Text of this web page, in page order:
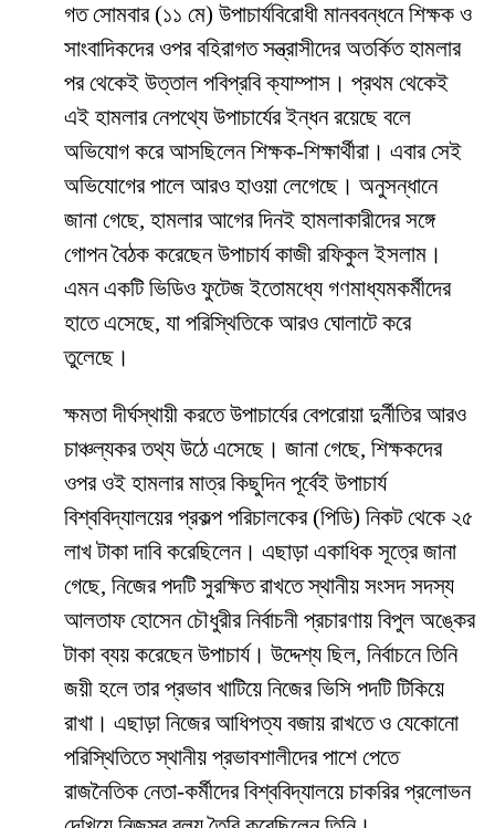
​গত সোমবার (১১ মে) উপাচার্যবিরোধী মানববন্ধনে শিক্ষক ও
সাংবাদিকদের ওপর বহিরাগত সন্ত্রাসীদের অতর্কিত হামলার
পর থেকেই উত্তাল পবিপ্রবি ক্যাম্পাস। প্রথম থেকেই
এই হামলার নেপথ্যে উপাচার্যের ইন্ধন রয়েছে বলে
অভিযোগ করে আসছিলেন শিক্ষক-শিক্ষার্থীরা। এবার সেই
অভিযোগের পালে আরও হাওয়া লেগেছে। অনুসন্ধানে
জানা গেছে, হামলার আগের দিনই হামলাকারীদের সঙ্গে
গোপন বৈঠক করেছেন উপাচার্য কাজী রফিকুল ইসলাম।
এমন একটি ভিডিও ফুটেজ ইতোমধ্যে গণমাধ্যমকর্মীদের
হাতে এসেছে, যা পরিস্থিতিকে আরও ঘোলাটে করে
তুলেছে।
​ক্ষমতা দীর্ঘস্থায়ী করতে উপাচার্যের বেপরোয়া দুর্নীতির আরও
চাঞ্চল্যকর তথ্য উঠে এসেছে। জানা গেছে, শিক্ষকদের
ওপর ওই হামলার মাত্র কিছুদিন পূর্বেই উপাচার্য
বিশ্ববিদ্যালয়ের প্রকল্প পরিচালকের (পিডি) নিকট থেকে ২৫
লাখ টাকা দাবি করেছিলেন। এছাড়া একাধিক সূত্রে জানা
গেছে, নিজের পদটি সুরক্ষিত রাখতে স্থানীয় সংসদ সদস্য
আলতাফ হোসেন চৌধুরীর নির্বাচনী প্রচারণায় বিপুল অঙ্কের
টাকা ব্যয় করেছেন উপাচার্য। উদ্দেশ্য ছিল, নির্বাচনে তিনি
জয়ী হলে তার প্রভাব খাটিয়ে নিজের ভিসি পদটি টিকিয়ে
রাখা। এছাড়া নিজের আধিপত্য বজায় রাখতে ও যেকোনো
পরিস্থিতিতে স্থানীয় প্রভাবশালীদের পাশে পেতে
রাজনৈতিক নেতা-কর্মীদের বিশ্ববিদ্যালয়ে চাকরির প্রলোভন